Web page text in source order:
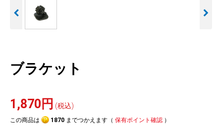
アウトレット
駐車監視セット
ブラケット
1,870円 (税込)
この商品は 1870 までつかえます（ 保有ポイント確認 ）